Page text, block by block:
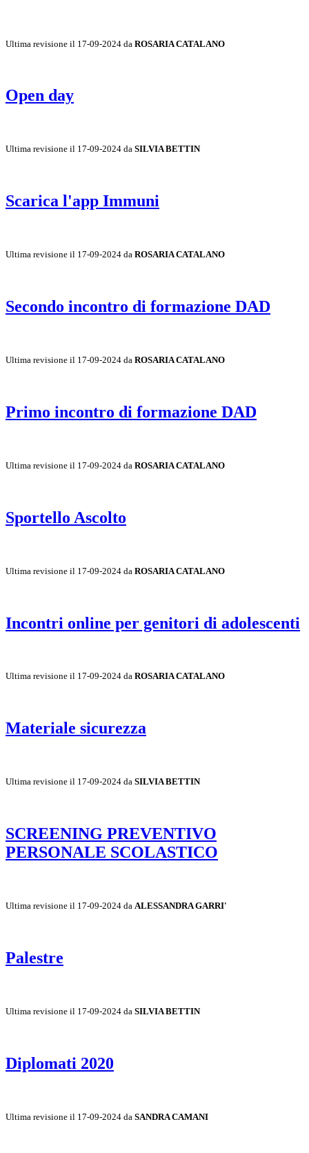
Ultima revisione il 17-09-2024 da ROSARIA CATALANO
Open day
Ultima revisione il 17-09-2024 da SILVIA BETTIN
Scarica l'app Immuni
Ultima revisione il 17-09-2024 da ROSARIA CATALANO
Secondo incontro di formazione DAD
Ultima revisione il 17-09-2024 da ROSARIA CATALANO
Primo incontro di formazione DAD
Ultima revisione il 17-09-2024 da ROSARIA CATALANO
Sportello Ascolto
Ultima revisione il 17-09-2024 da ROSARIA CATALANO
Incontri online per genitori di adolescenti
Ultima revisione il 17-09-2024 da ROSARIA CATALANO
Materiale sicurezza
Ultima revisione il 17-09-2024 da SILVIA BETTIN
SCREENING PREVENTIVO
PERSONALE SCOLASTICO
Ultima revisione il 17-09-2024 da ALESSANDRA GARRI'
Palestre
Ultima revisione il 17-09-2024 da SILVIA BETTIN
Diplomati 2020
Ultima revisione il 17-09-2024 da SANDRA CAMANI